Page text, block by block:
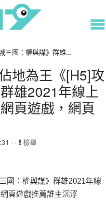
三國：權與謀》群雄...
地為王《[H5]攻
雄2021年線上
頁遊戲，網頁
· · 檢舉
國：權與謀》群雄2021年線
頁遊戲推薦誰主沉浮